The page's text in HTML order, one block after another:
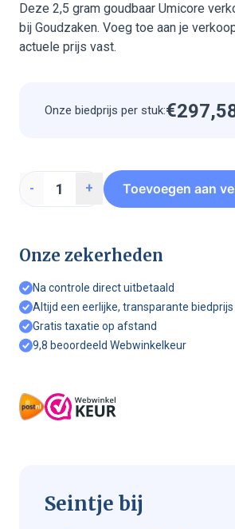
Deze 2,5 gram goudbaar Umicore
bij Goudzaken. Voeg toe aan je
actuele prijs vast.
Onze biedprijs per stuk:€2
1
2
9
1
9
7
1
7
,5
1
5
- + Toevoegen aan
Onze zekerheden
Na controle direct uitbetaald
Altijd een eerlijke, transparante biedprijs
Gratis taxatie op afstand
9,8 beoordeeld Webwinkelkeur
Seintje bij